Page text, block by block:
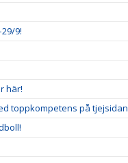
9!
här!
toppkompetens på tjejsidan